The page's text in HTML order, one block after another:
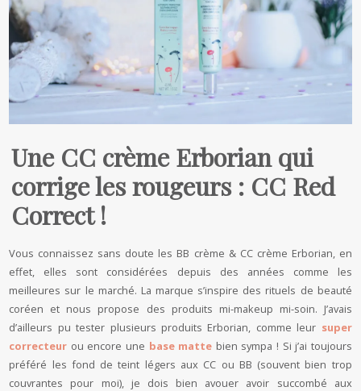
Une CC crème Erborian qui
corrige les rougeurs : CC Red
Correct !
Vous connaissez sans doute les BB crème & CC crème Erborian, en
effet, elles sont considérées depuis des années comme les
meilleures sur le marché. La marque s’inspire des rituels de beauté
coréen et nous propose des produits mi-makeup mi-soin. J’avais
d’ailleurs pu tester plusieurs produits Erborian, comme leur super
correcteur ou encore une base matte bien sympa ! Si j’ai toujours
préféré les fond de teint légers aux CC ou BB (souvent bien trop
couvrantes pour moi), je dois bien avouer avoir succombé aux